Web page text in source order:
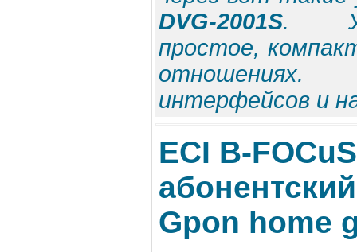
DVG-2001S.
простое,
интерфейсов и
ECI B-
Gpon home